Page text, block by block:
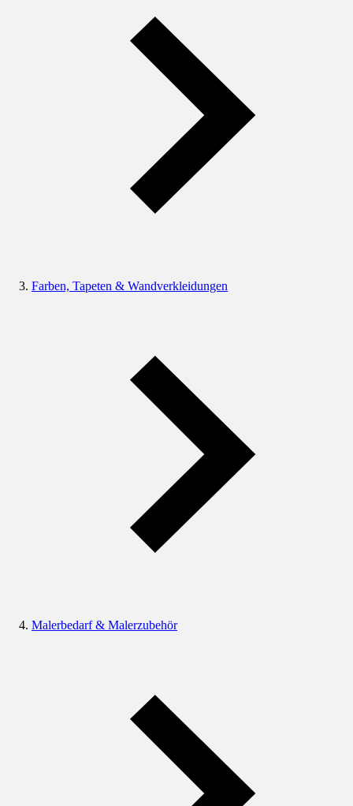
Farben, Tapeten & Wandverkleidungen
Malerbedarf & Malerzubehör